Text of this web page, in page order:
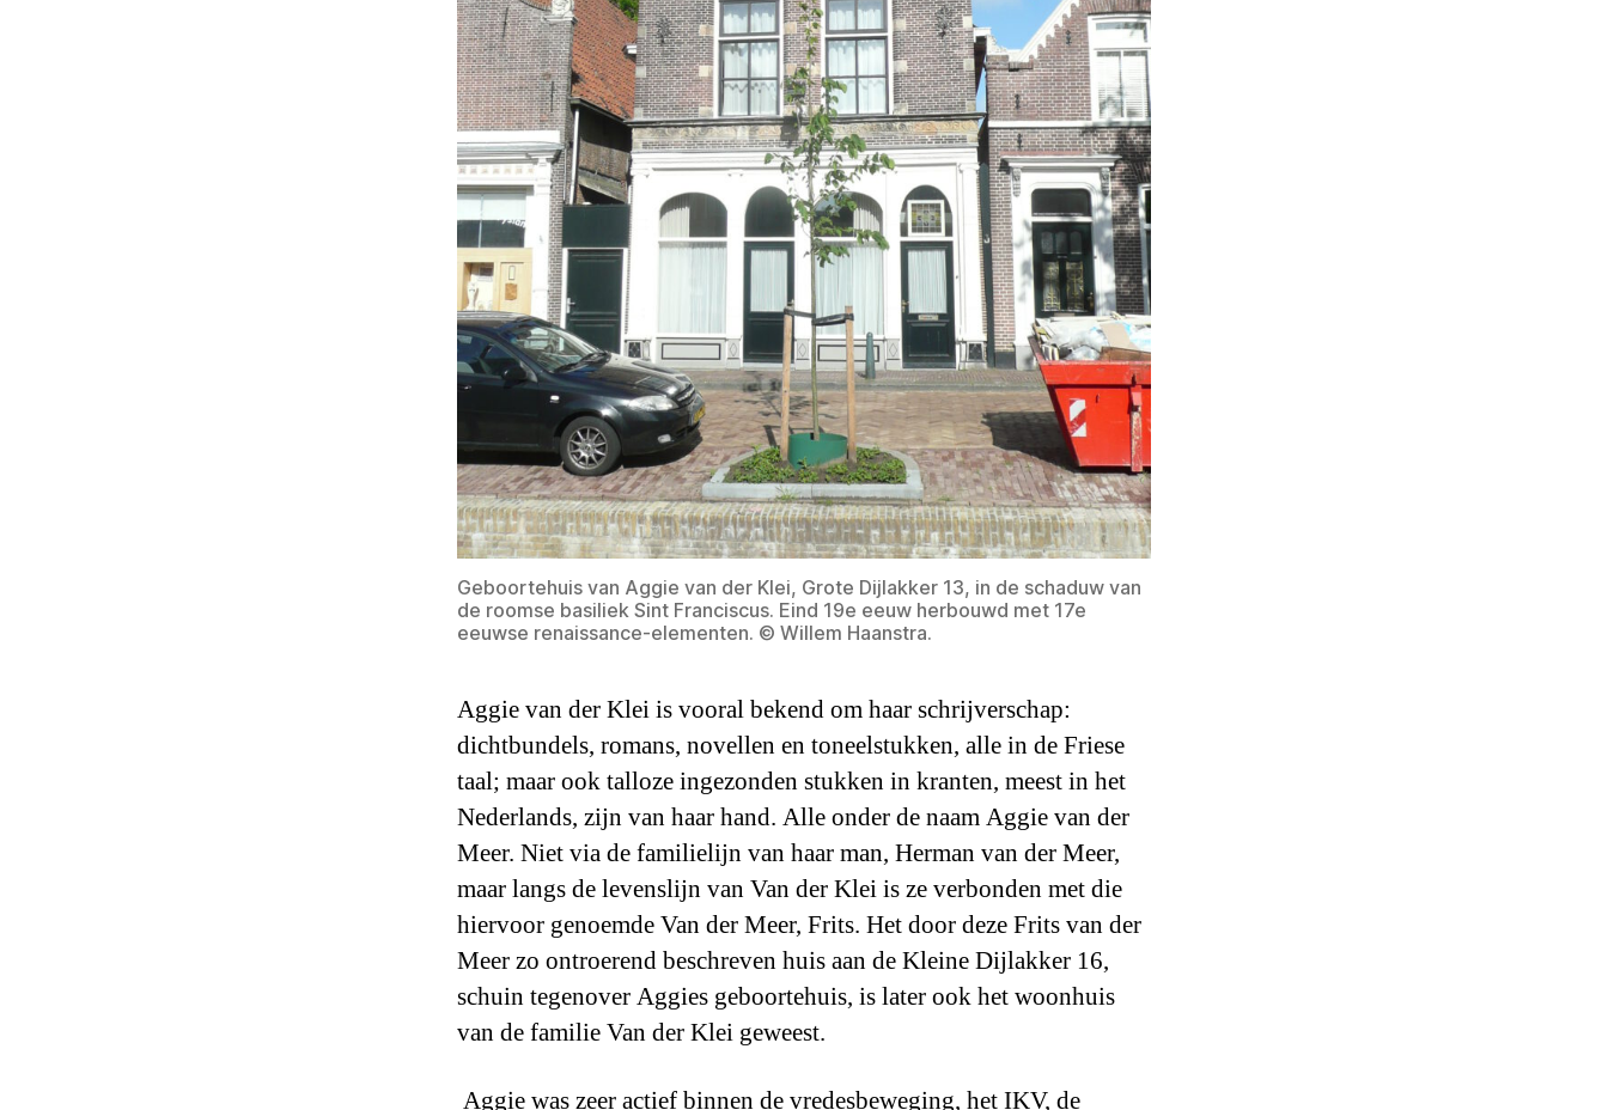
Geboortehuis van Aggie van der Klei, Grote Dijlakker 13, in de schaduw van
de roomse basiliek Sint Franciscus. Eind 19e eeuw herbouwd met 17e
eeuwse renaissance-elementen. © Willem Haanstra.
Aggie van der Klei is vooral bekend om haar schrijverschap:
dichtbundels, romans, novellen en toneelstukken, alle in de Friese
taal; maar ook talloze ingezonden stukken in kranten, meest in het
Nederlands, zijn van haar hand. Alle onder de naam Aggie van der
Meer. Niet via de familielijn van haar man, Herman van der Meer,
maar langs de levenslijn van Van der Klei is ze verbonden met die
hiervoor genoemde Van der Meer, Frits. Het door deze Frits van der
Meer zo ontroerend beschreven huis aan de Kleine Dijlakker 16,
schuin tegenover Aggies geboortehuis, is later ook het woonhuis
van de familie Van der Klei geweest.
Aggie was zeer actief binnen de vredesbeweging, het IKV, de